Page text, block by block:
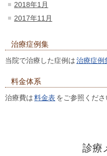
2018年1月
2017年11月
治療症例集
当院で治療した症例は治療症例
料金体系
治療費は料金表 をご参照くださ
診療